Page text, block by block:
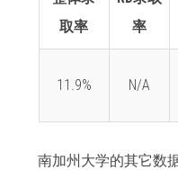
取率
率
11.9% N/A
南加州大学的其它数